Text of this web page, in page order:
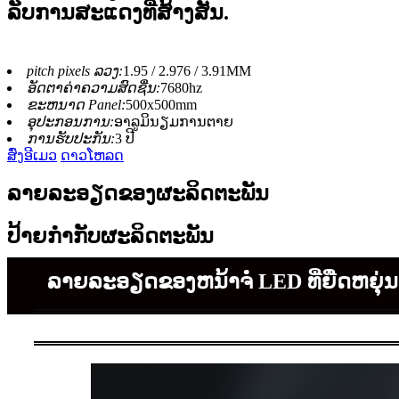
ລັບການສະແດງທີ່ສ້າງສັນ.
pitch pixels ລວງ:1.95 / 2.976 / 3.91MM
ອັດຕາຄ່າຄວາມສົດຊື່ນ:7680hz
ຂະຫນາດ Panel:500x500mm
ອຸປະກອນການ:ອາລູມິນຽມການຕາຍ
ການຮັບປະກັນ:3 ປີ
ສົ່ງອີເມວ ດາວໂຫລດ
ລາຍລະອຽດຂອງຜະລິດຕະພັນ
ປ້າຍກໍາກັບຜະລິດຕະພັນ
ລາຍລະອຽດຂອງຫນ້າຈໍ LED ທີ່ຍືດຫຍຸ່